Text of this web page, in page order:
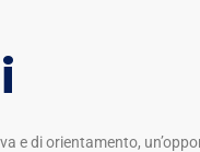
e di orientamento,